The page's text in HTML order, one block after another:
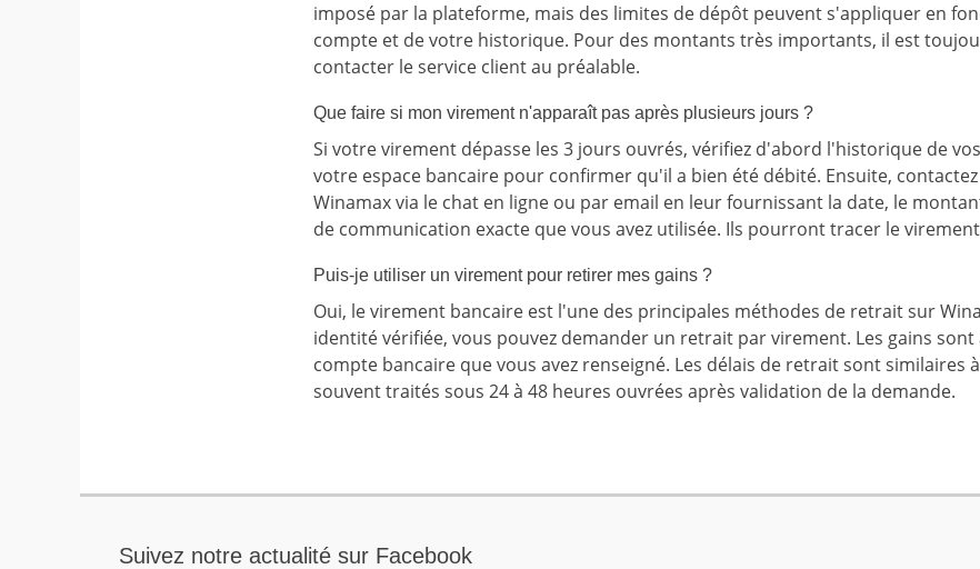
imposé par la plateforme, mais des limites de dépôt peuvent s'appliquer en
compte et de votre historique. Pour des montants très importants, il est
contacter le service client au préalable.
Que faire si mon virement n'apparaît pas après plusieurs jours ?
Si votre virement dépasse les 3 jours ouvrés, vérifiez d'abord l'historique de
votre espace bancaire pour confirmer qu'il a bien été débité. Ensuite,
Winamax via le chat en ligne ou par email en leur fournissant la date, le
de communication exacte que vous avez utilisée. Ils pourront tracer le
Puis-je utiliser un virement pour retirer mes gains ?
Oui, le virement bancaire est l'une des principales méthodes de retrait sur
identité vérifiée, vous pouvez demander un retrait par virement. Les gains
compte bancaire que vous avez renseigné. Les délais de retrait sont similaires
souvent traités sous 24 à 48 heures ouvrées après validation de la demande.
Suivez notre actualité sur Facebook